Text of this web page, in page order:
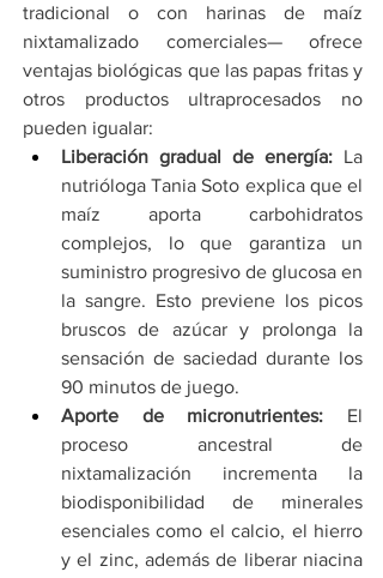
tradicional o con harinas de maíz
nixtamalizado comerciales— ofrece
ventajas biológicas que las papas fritas y
otros productos ultraprocesados no
pueden igualar:
Liberación gradual de energía: La
nutrióloga Tania Soto explica que el
maíz aporta carbohidratos
complejos, lo que garantiza un
suministro progresivo de glucosa en
la sangre. Esto previene los picos
bruscos de azúcar y prolonga la
sensación de saciedad durante los
90 minutos de juego.
Aporte de micronutrientes: El
proceso ancestral de
nixtamalización incrementa la
biodisponibilidad de minerales
esenciales como el calcio, el hierro
y el zinc, además de liberar niacina